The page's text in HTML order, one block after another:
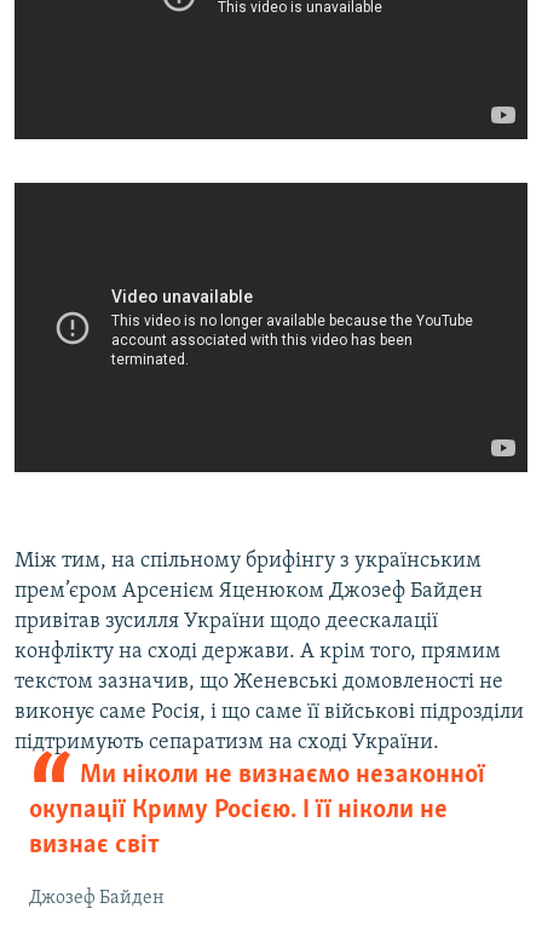
Між тим, на спільному брифінгу з українським
прем’єром Арсенієм Яценюком Джозеф Байден
привітав зусилля України щодо деескалації
конфлікту на сході держави. А крім того, прямим
текстом зазначив, що Женевські домовленості не
виконує саме Росія, і що саме її військові підрозділи
підтримують сепаратизм на сході України.
Ми ніколи не визнаємо незаконної
окупації Криму Росією. І її ніколи не
визнає світ
Джозеф Байден